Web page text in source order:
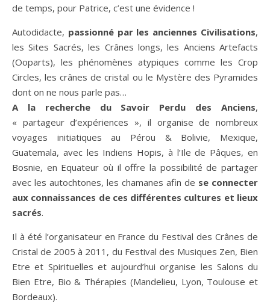
de temps, pour Patrice, c’est une évidence !
Autodidacte, passionné par les anciennes Civilisations,
les Sites Sacrés, les Crânes longs, les Anciens Artefacts
(Ooparts), les phénomènes atypiques comme les Crop
Circles, les crânes de cristal ou le Mystère des Pyramides
dont on ne nous parle pas…
A la recherche du Savoir Perdu des Anciens,
« partageur d’expériences », il organise de nombreux
voyages initiatiques au Pérou & Bolivie, Mexique,
Guatemala, avec les Indiens Hopis, à l’Ile de Pâques, en
Bosnie, en Equateur où il offre la possibilité de partager
avec les autochtones, les chamanes afin de se connecter
aux connaissances de ces différentes cultures et lieux
sacrés.
Il à été l’organisateur en France du Festival des Crânes de
Cristal de 2005 à 2011, du Festival des Musiques Zen, Bien
Etre et Spirituelles et aujourd’hui organise les Salons du
Bien Etre, Bio & Thérapies (Mandelieu, Lyon, Toulouse et
Bordeaux).